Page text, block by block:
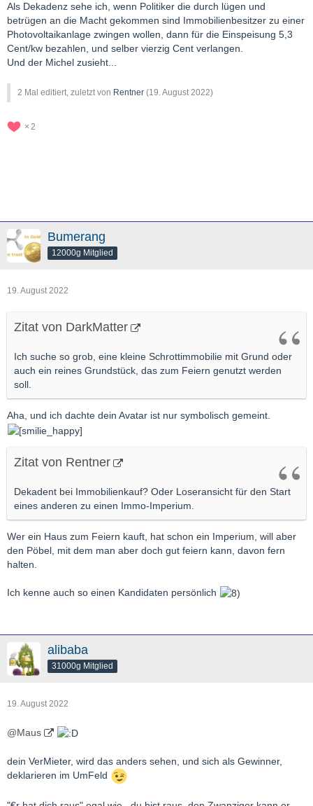
Als Dekadenz sehe ich, wenn Politiker die durch lügen und
betrügen an die Macht gekommen sind Immobilienbesitzer zu einer
Photovoltaikanlage zwingen wollen, dann für die Einspeisung 5,3
Cent/kw bezahlen, und selber vierzig Cent verlangen.
Und der Michel zusieht...
2 Mal editiert, zuletzt von Rentner (19. August 2022)
2
Bumerang
12000g Mitglied
19. August 2022
Zitat von DarkMatter
Ich suche so grob, eine kleine Schrottimmobilie mit Grund oder
auch ein reines Grundstück, das zum Feiern genutzt werden
soll.
Aha, und ich dachte dein Avatar ist nur symbolisch gemeint.
Zitat von Rentner
Dekadent bei Immobilienkauf? Oder Loseransicht für den Start
eines anderen zu einen Immo-Imperium.
Wer ein Haus zum Feiern kauft, hat schon ein Imperium, will aber
den Pöbel, mit dem man aber doch gut feiern kann, davon fern
halten.
Ich kenne auch so einen Kandidaten persönlich
alibaba
31000g Mitglied
19. August 2022
@Maus
dein VerMieter, wird das anders sehen, und sich als Gewinner,
deklarieren im UmFeld